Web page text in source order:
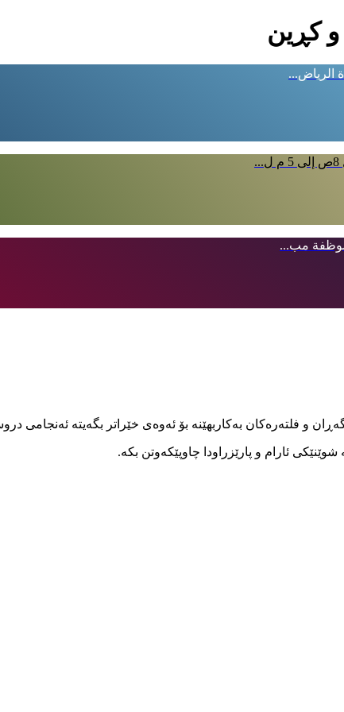
کڕین
الرياض...
موظفة مب...
و فلتەرەکان بەکاربهێنە بۆ ئەوەی خێراتر بگەیتە ئەنجامی
ئارام و پارێزراودا چاوپێکەوتن بکە.